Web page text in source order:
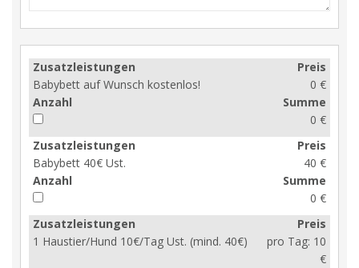
Zusatzleistungen
Babybett auf Wunsch kostenlos!
Preis
0 €
Anzahl
Summe
0 €
Zusatzleistungen
Babybett 40€ Ust.
Preis
40 €
Anzahl
Summe
0 €
Zusatzleistungen
1 Haustier/Hund 10€/Tag Ust. (mind. 40€)
Preis
pro Tag: 10
€